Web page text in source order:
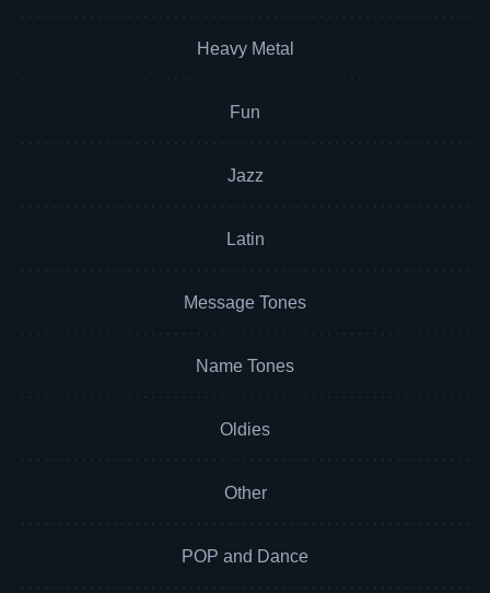
Heavy Metal
Fun
Jazz
Latin
Message Tones
Name Tones
Oldies
Other
POP and Dance